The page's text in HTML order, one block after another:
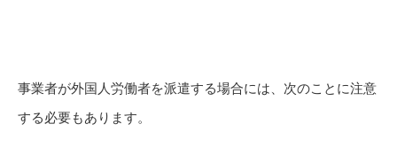
事業者が外国人労働者を派遣する場合には、次のことに注意
する必要もあります。